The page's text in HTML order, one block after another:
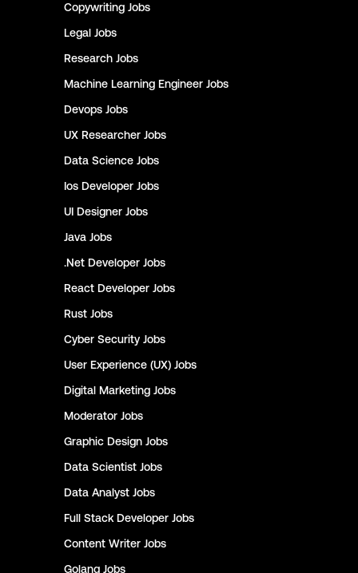
Copywriting Jobs
Legal Jobs
Research Jobs
Machine Learning Engineer Jobs
Devops Jobs
UX Researcher Jobs
Data Science Jobs
Ios Developer Jobs
UI Designer Jobs
Java Jobs
.Net Developer Jobs
React Developer Jobs
Rust Jobs
Cyber Security Jobs
User Experience (UX) Jobs
Digital Marketing Jobs
Moderator Jobs
Graphic Design Jobs
Data Scientist Jobs
Data Analyst Jobs
Full Stack Developer Jobs
Content Writer Jobs
Golang Jobs